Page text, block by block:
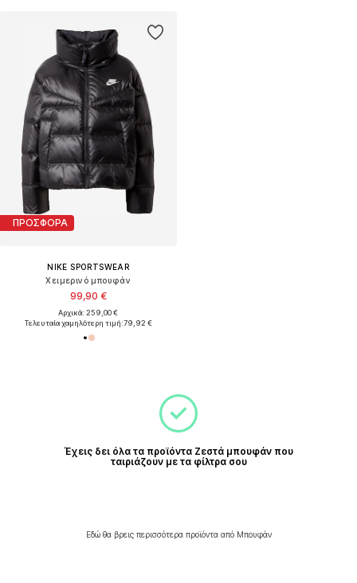
ΠΡΟΣΦΟΡΑ
NIKE SPORTSWEAR
Χειμερινό μπουφάν
99,90 €
Αρχικά: 259,00 €
Τελευταία χαμηλότερη τιμή:79,92 €
Έχεις δει όλα τα προϊόντα Ζεστά μπουφάν που
ταιριάζουν με τα φίλτρα σου
Εδώ θα βρεις περισσότερα προϊόντα από Μπουφάν